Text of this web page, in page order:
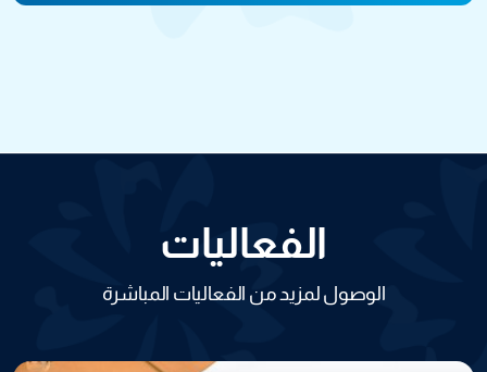
الفعاليات
الوصول لمزيد من الفعاليات المباشرة